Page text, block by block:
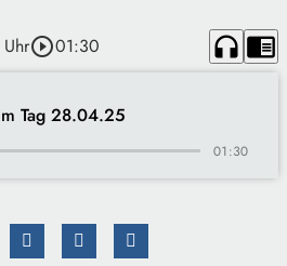
play_circle_outline01:30 headphones chrome_reader_mode
Tag 28.04.25
01:30